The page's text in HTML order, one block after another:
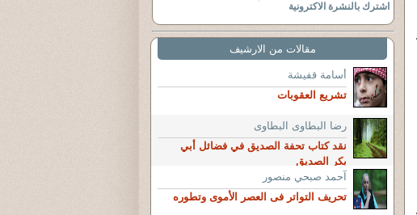
اشترك بالنشرة الاكترونية
مقالات من الارشيف
أسامة قفيشة
تشريع العقوبات
رضا البطاوى البطاوى
نقد كتاب تحفة الصديق في فضائل أبي
بكر الصديق
آحمد صبحي منصور
تحريف التواتر فى العصر الأموى وتطوره